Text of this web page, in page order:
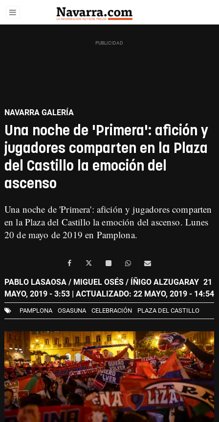
NAVARRA GALERÍA
Una noche de 'Primera': afición y
jugadores comparten en la Plaza
del Castillo la emoción del
ascenso
Una noche de 'Primera': afición y jugadores comparten
en la Plaza del Castillo la emoción del ascenso. Lunes
20 de mayo de 2019 en Pamplona.
PABLO LASAOSA / MIGUEL OSÉS / ÍÑIGO ALZUGARAY 21
MAYO, 2019 - 3:53 | ACTUALIZADO: 22 MAYO, 2019 - 14:54
PAMPLONA OSASUNA CELEBRACIÓN PLAZA DEL CASTILLO